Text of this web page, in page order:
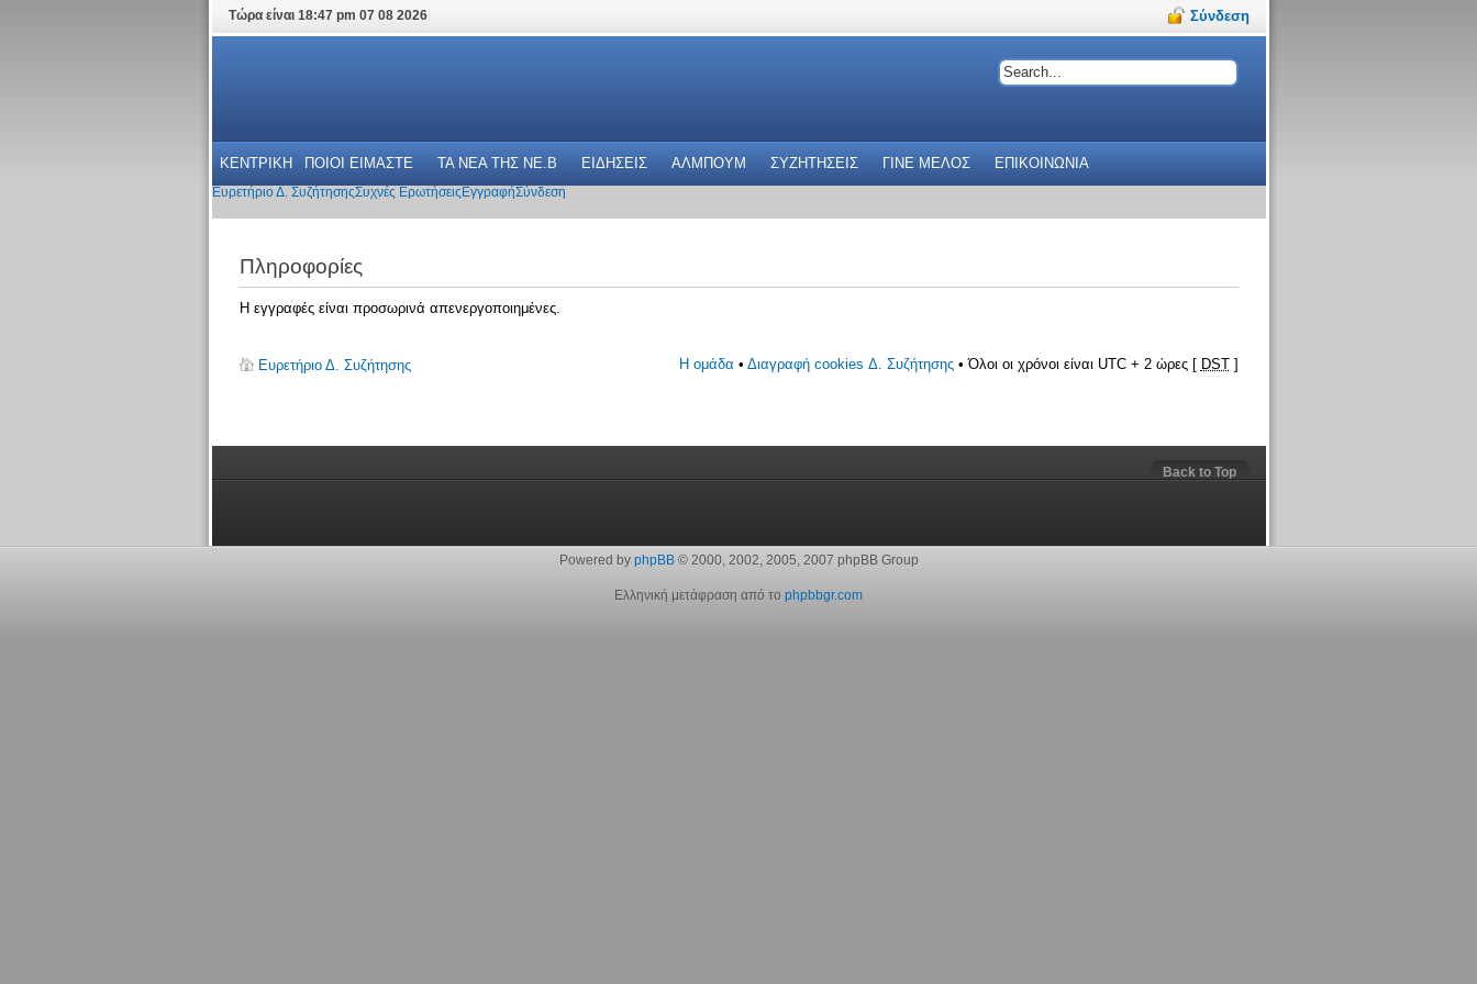
Τώρα είναι 18:47 pm 07 08 2026 Σύνδεση
ΚΕΝΤΡΙΚΗ ΠΟΙΟΙ ΕΙΜΑΣΤΕ ΤΑ ΝΕΑ THΣ NE.B ΕΙΔΗΣΕΙΣ ΑΛΜΠΟΥΜ ΣΥΖΗΤΗΣΕΙΣ ΓΙΝΕ ΜΕΛΟΣ ΕΠΙΚΟΙΝΩΝΙΑ
Ευρετήριο Δ. ΣυζήτησηςΣυχνές Ερωτήσεις ΕγγραφήΣύνδεση
Πληροφορίες
Η εγγραφές είναι προσωρινά απενεργοποιημένες.
Ευρετήριο Δ. Συζήτησης Η ομάδα • Διαγραφή cookies Δ. Συζήτησης• Όλοι οι χρόνοι είναι UTC + 2 ώρες [ DST]
Back to Top
Powered by phpBB© 2000, 2002, 2005, 2007 phpBB Group
Ελληνική μετάφραση από το phpbbgr.com